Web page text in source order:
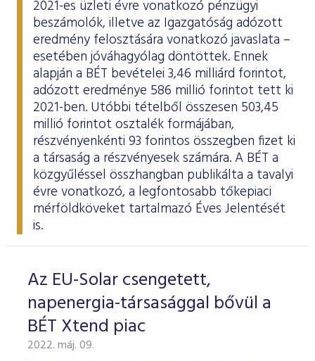
2021-es üzleti évre vonatkozó pénzügyi
beszámolók, illetve az Igazgatóság adózott
eredmény felosztására vonatkozó javaslata –
esetében jóváhagyólag döntöttek. Ennek
alapján a BÉT bevételei 3,46 milliárd forintot,
adózott eredménye 586 millió forintot tett ki
2021-ben. Utóbbi tételből összesen 503,45
millió forintot osztalék formájában,
részvényenkénti 93 forintos összegben fizet ki
a társaság a részvényesek számára. A BÉT a
közgyűléssel összhangban publikálta a tavalyi
évre vonatkozó, a legfontosabb tőkepiaci
mérföldköveket tartalmazó Éves Jelentését
is.
Az EU-Solar csengetett,
napenergia-társasággal bővül a
BÉT Xtend piac
2022. máj. 09.